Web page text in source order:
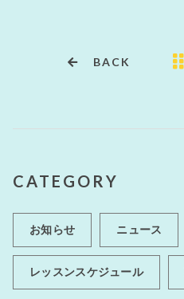
o
BACK
CATEGORY
お知らせ ニュース
レッスンスケジュール